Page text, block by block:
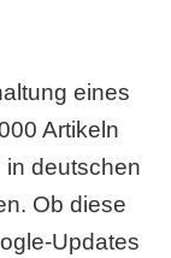
eines
Artikeln
in deutschen
Ob diese
Updates